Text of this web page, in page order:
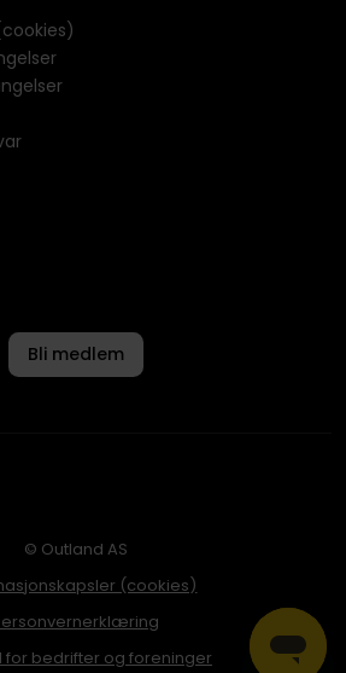
Bli medlem
© Outland AS
(cookies)
for bedrifter og foreninger